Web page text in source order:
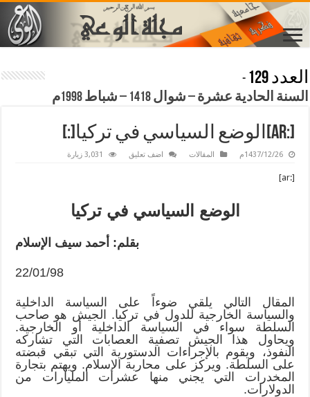
العدد 129
-
السنة الحادية عشرة – شوال 1418 – شباط 1998م
[:ar]الوضع السياسي في تركيا[:]
1437/12/26م المقالات اضف تعليق 3,031 زيارة
[:ar]
الوضع السياسي في تركيا
بقلم: أحمد سيف الإسلام
22/01/98
المقال التالي يلقي ضوءاً على السياسة الداخلية
والسياسة الخارجية للدول في تركيا. الجيش هو صاحب
السلطة سواء في السياسة الداخلية أو الخارجية.
ويحاول هذا الجيش تصفية العصابات التي تشاركه
النفوذ، ويقوم بالإجراءات الدستورية التي تبقي قبضته
على السلطة. ويركز على محاربة الإسلام. ويهتم بتجارة
المخدرات التي يجني منها عشرات المليارات من
الدولارات.